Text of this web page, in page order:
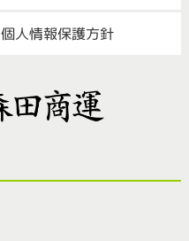
個人情報保護方針